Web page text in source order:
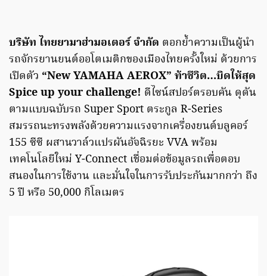
บริษัท ไทยยามาฮ่ามอเตอร์ จำกัด ตอกย้ำความเป็นผู้นำ
รถจักรยานยนต์ออโตเมติกของเมืองไทยครั้งใหม่ ด้วยการ
เปิดตัว “New YAMAHA AEROX” ท้าชีวิต…บิดให้สุด
Spice up your challenge! ดีไซน์สปอร์ตรอบคัน ดุดัน
ตามแบบฉบับรถ Super Sport ตระกูล R-Series
สมรรถนะทรงพลังด้วยความแรงจากเครื่องยนต์บลูคอร์
155 ซีซี ผสานวาล์วแปรผันอัจฉิรยะ VVA พร้อม
เทคโนโลยีใหม่ Y-Connect เชื่อมต่อข้อมูลรถเพื่อตอบ
สนองในการใช้งาน และมั่นใจในการรับประกันมากกว่า ถึง
5 ปี หรือ 50,000 กิโลเมตร